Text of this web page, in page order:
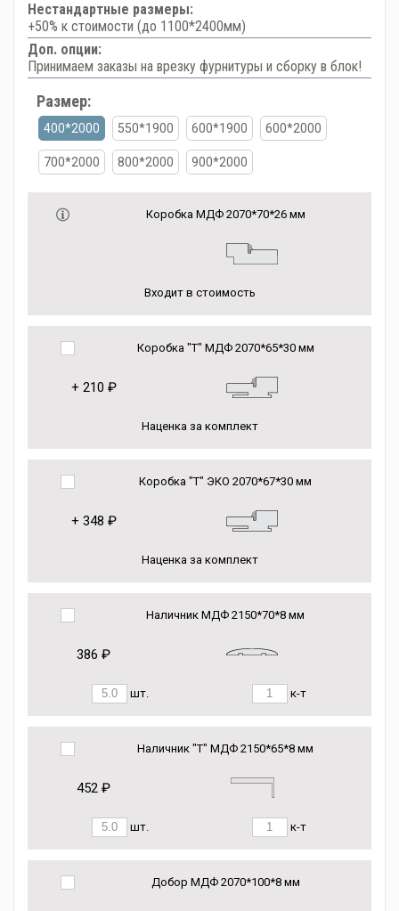
Нестандартные размеры:
+50% к стоимости (до 1100*2400мм)
Доп. опции:
Принимаем заказы на врезку фурнитуры и сборку в блок!
Размер:
400*2000 550*1900 600*1900 600*2000
700*2000 800*2000 900*2000
Коробка МДФ 2070*70*26 мм
Входит в стоимость
Коробка "Т" МДФ 2070*65*30 мм
+ 210 ₽
Наценка за комплект
Коробка "Т" ЭКО 2070*67*30 мм
+ 348 ₽
Наценка за комплект
Наличник МДФ 2150*70*8 мм
386 ₽
шт. к-т
Наличник "Т" МДФ 2150*65*8 мм
452 ₽
шт. к-т
Добор МДФ 2070*100*8 мм